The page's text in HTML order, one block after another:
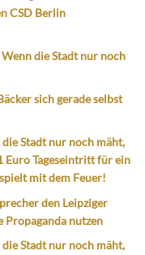
CSD Berlin
die Stadt nur noch
sich gerade selbst
Stadt nur noch mäht,
Euro Tageseintritt für ein
mit dem Feuer!
den Leipziger
nutzen
Stadt nur noch mäht,